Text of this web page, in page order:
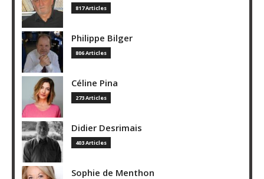
817 Articles
Philippe Bilger
806 Articles
Céline Pina
273 Articles
Didier Desrimais
403 Articles
Sophie de Menthon